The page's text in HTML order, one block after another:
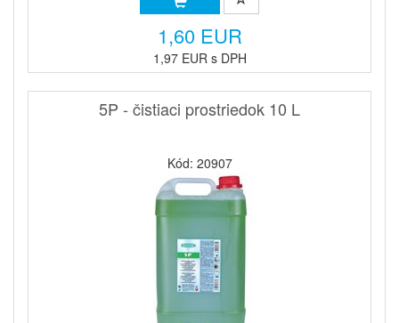
1,60 EUR
1,97 EUR s DPH
5P - čistiaci prostriedok 10 L
Kód: 20907